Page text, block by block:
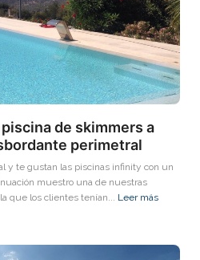
de skimmers a
perimetral
y te gustan las piscinas infinity con un
muestro una de nuestras
que los clientes tenían... Leer más